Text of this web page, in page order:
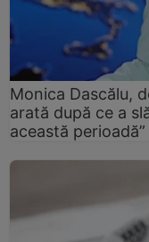
Monica Dascălu,
arată după ce a
această perioadă”